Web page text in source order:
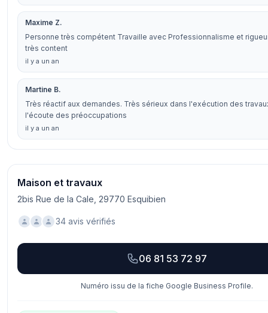
Maxime Z.
Personne très compétent Travaille avec Professionnalisme et
très content
il y a un an
Martine B.
Très réactif aux demandes. Très sérieux dans l'exécution des
l'écoute des préoccupations
il y a un an
Maison et travaux
2bis Rue de la Cale, 29770 Esquibien
34 avis vérifiés
06 81 53 72 97
Numéro issu de la fiche Google Business Profile.